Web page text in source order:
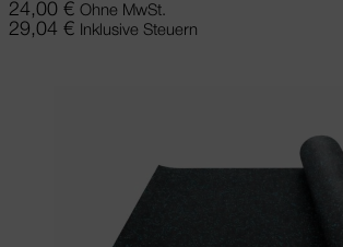
24,00 € Ohne MwSt.
29,04 € Inklusive Steuern